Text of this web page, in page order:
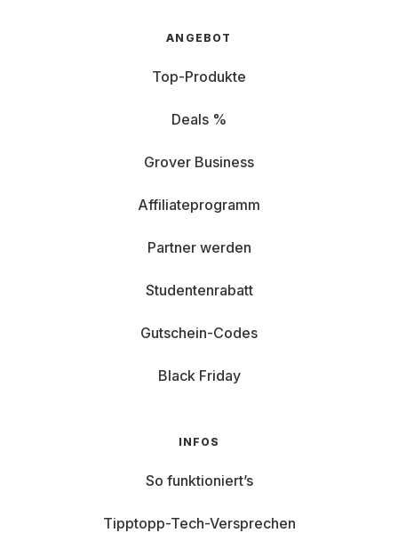
ANGEBOT
Top-Produkte
Deals %
Grover Business
Affiliateprogramm
Partner werden
Studentenrabatt
Gutschein-Codes
Black Friday
INFOS
So funktioniert’s
Tipptopp-Tech-Versprechen